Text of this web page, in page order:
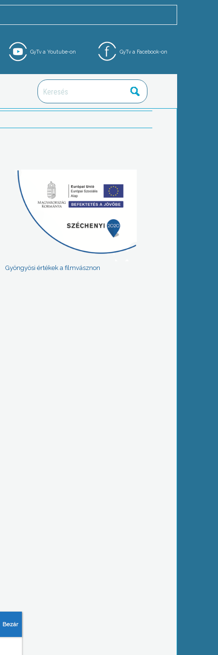
GyTv a Facebook-on
GyTv a Youtube-on
Gyöngyösi értékek a filmvásznon